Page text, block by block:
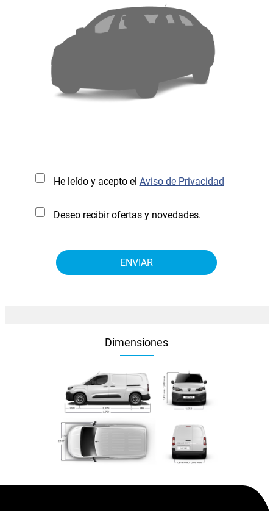
He leído y acepto el Aviso de Privacidad
Deseo recibir ofertas y novedades.
Dimensiones